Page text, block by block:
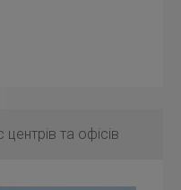
центрів та офісів